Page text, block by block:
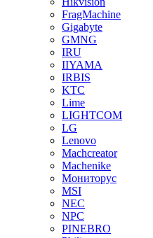
FragMachine
Gigabyte
GMNG
IRU
IIYAMA
IRBIS
KTC
Lime
LIGHTCOM
LG
Lenovo
Machcreator
Machenike
Мониторус
MSI
NEC
NPC
PINEBRO